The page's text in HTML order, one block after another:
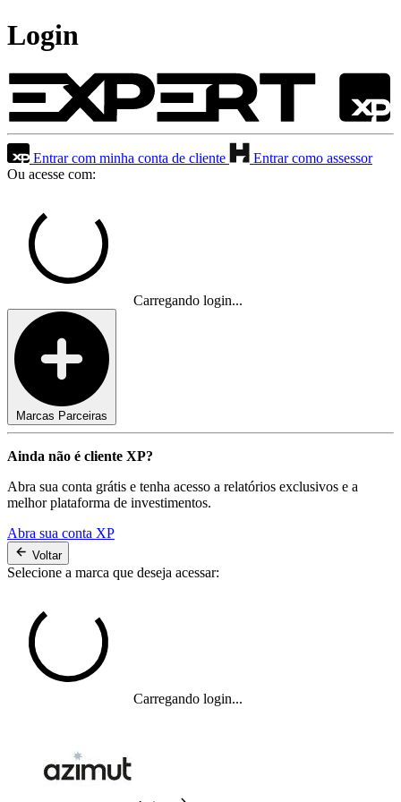
Login
Entrar com minha conta de cliente
Entrar como assessor
Ou acesse com:
Carregando login...
Marcas Parceiras
Ainda não é cliente XP?
Abra sua conta grátis e tenha acesso a relatórios exclusivos e a
melhor plataforma de investimentos.
Abra sua conta XP
Voltar
Selecione a marca que deseja acessar:
Carregando login...